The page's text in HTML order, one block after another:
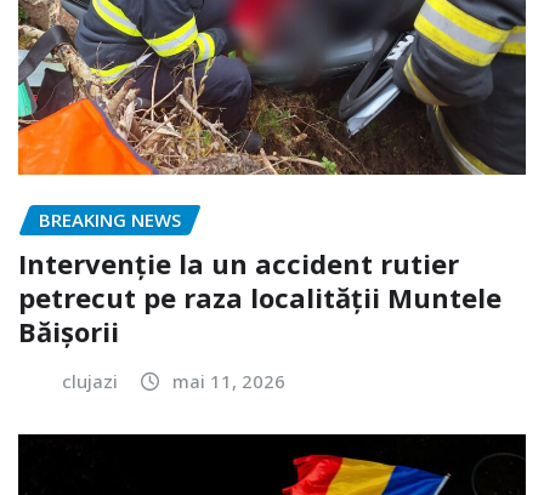
BREAKING NEWS
Intervenție la un accident rutier
petrecut pe raza localității Muntele
Băișorii
clujazi mai 11, 2026